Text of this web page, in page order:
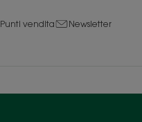
Punti vendita Newsletter